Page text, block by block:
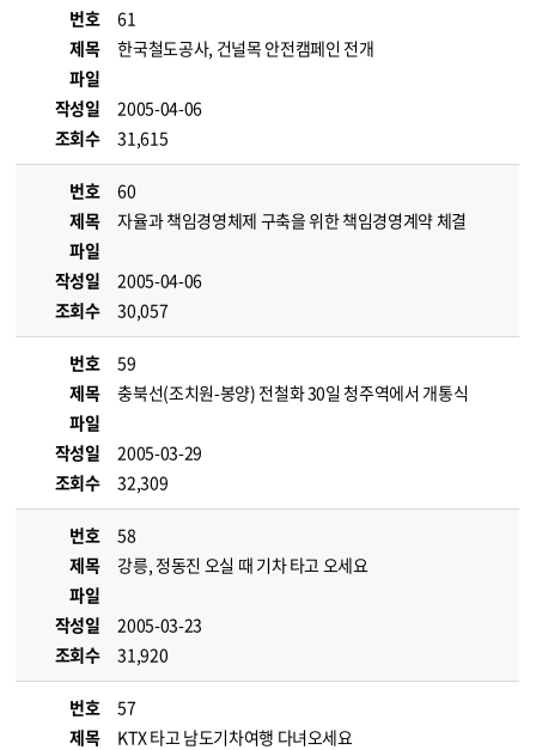
번호
61
제목
한국철도공사, 건널목 안전캠페인 전개
파일
작성일
2005-04-06
조회수
31,615
번호
60
제목
자율과 책임경영체제 구축을 위한 책임경영계약 체결
파일
작성일
2005-04-06
조회수
30,057
번호
59
제목
충북선(조치원-봉양) 전철화 30일 청주역에서 개통식
파일
작성일
2005-03-29
조회수
32,309
번호
58
제목
강릉, 정동진 오실 때 기차 타고 오세요
파일
작성일
2005-03-23
조회수
31,920
번호
57
제목
KTX 타고 남도기차여행 다녀오세요